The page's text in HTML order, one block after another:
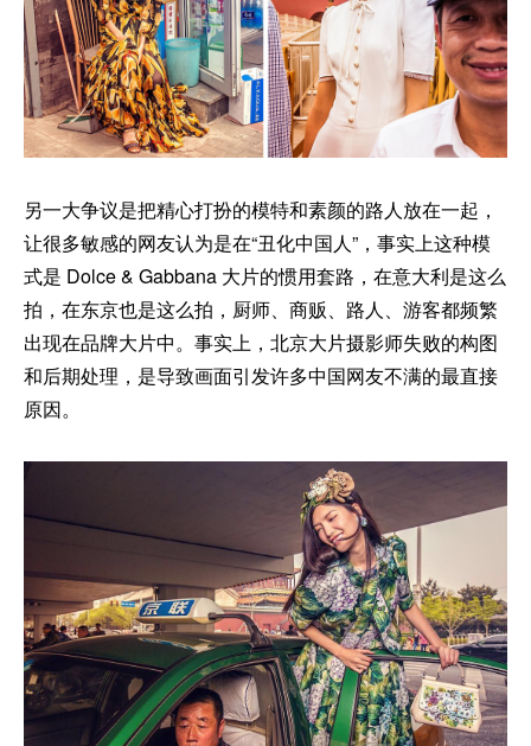
另一大争议是把精心打扮的模特和素颜的路人放在一起，
让很多敏感的网友认为是在“丑化中国人”，事实上这种模
式是 Dolce & Gabbana 大片的惯用套路，在意大利是这么
拍，在东京也是这么拍，厨师、商贩、路人、游客都频繁
出现在品牌大片中。事实上，北京大片摄影师失败的构图
和后期处理，是导致画面引发许多中国网友不满的最直接
原因。